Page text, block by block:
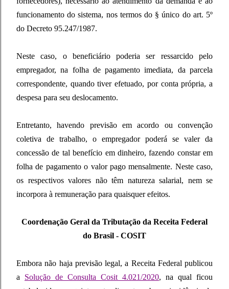
funcionamento do sistema, nos termos do § único do art. 5º
do Decreto 95.247/1987.
Neste caso, o beneficiário poderia ser ressarcido pelo
empregador, na folha de pagamento imediata, da parcela
correspondente, quando tiver efetuado, por conta própria, a
despesa para seu deslocamento.
Entretanto, havendo previsão em acordo ou convenção
coletiva de trabalho, o empregador poderá se valer da
concessão de tal benefício em dinheiro, fazendo constar em
folha de pagamento o valor pago mensalmente. Neste caso,
os respectivos valores não têm natureza salarial, nem se
incorpora à remuneração para quaisquer efeitos.
Coordenação Geral da Tributação da Receita Federal
do Brasil - COSIT
Embora não haja previsão legal, a Receita Federal publicou
a
Solução de Consulta Cosit 4.021/2020, na qual ficou